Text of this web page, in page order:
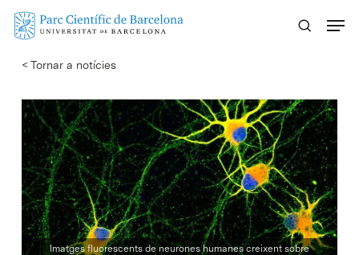
Skip
content
< Tornar a notícies
Imatges fluorescents de neurones humanes creixent sobre